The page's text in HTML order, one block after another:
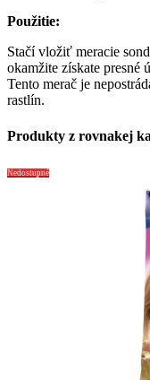
Použitie:
Stačí vložiť meracie
okamžite získate presné
Tento merač je
rastlín.
Produkty z rovnakej
Nedostupné